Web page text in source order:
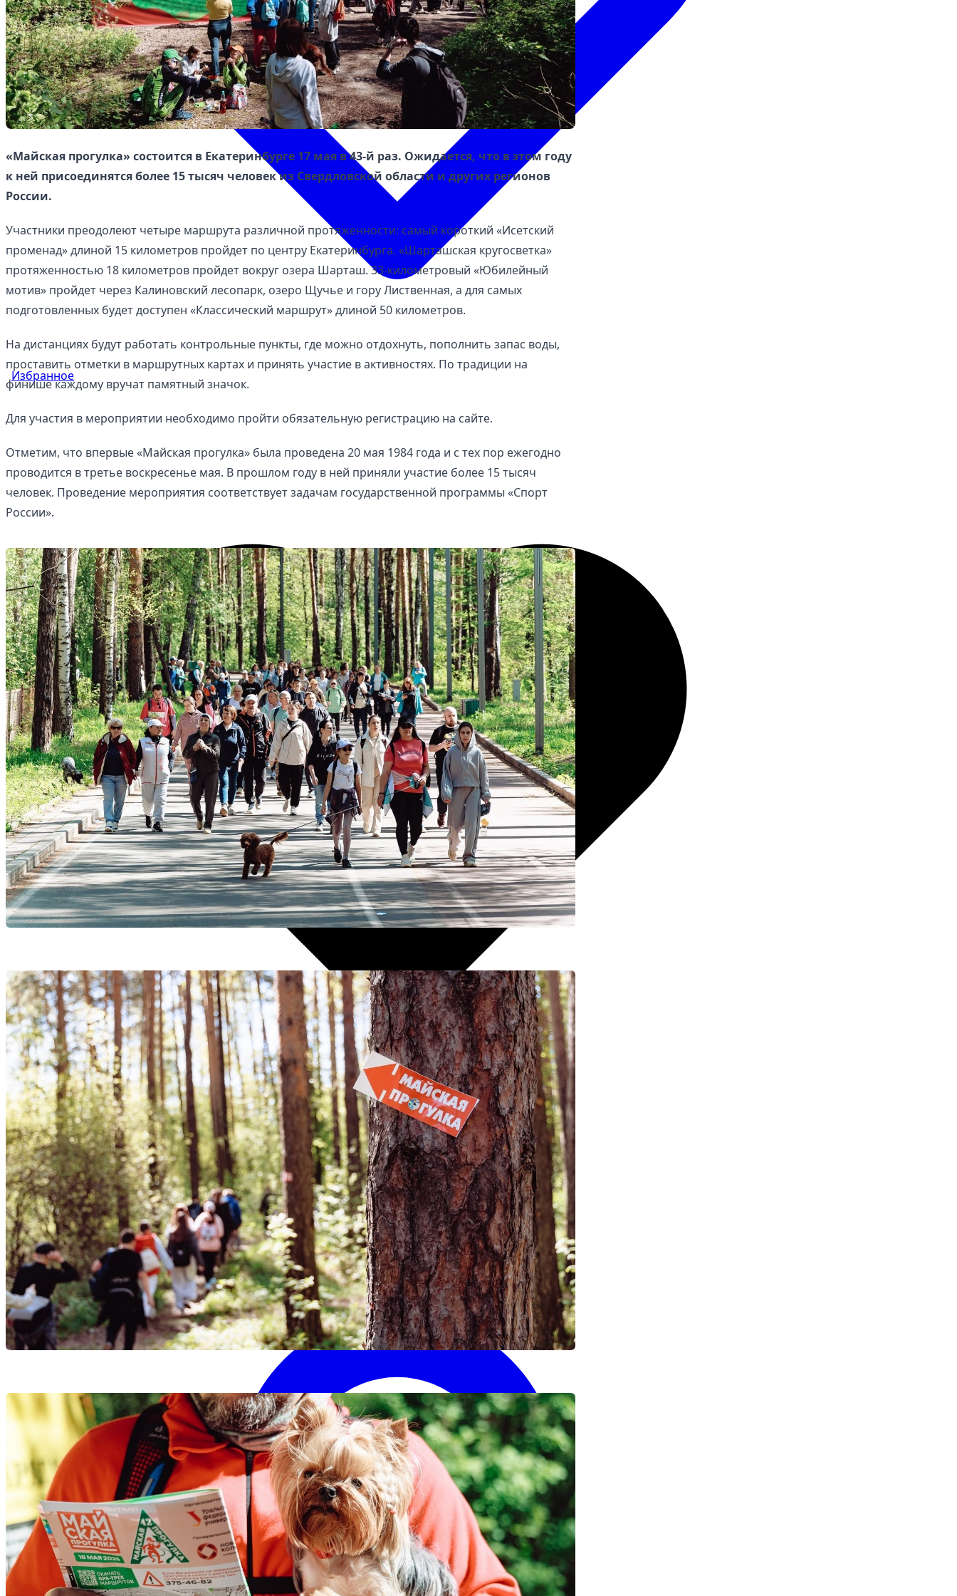
Избранное
Избранное
Сохраняйте интересные объявления, чтобы быстро вернуться к ним позже.
Перейти в избранное
«Майская прогулка» состоится в Екатеринбурге 17 мая в 43-й раз. Ожидается, что в этом году
к ней присоединятся более 15 тысяч человек из Свердловской области и других регионов
России.
Участники преодолеют четыре маршрута различной протяженности: самый короткий «Исетский
променад» длиной 15 километров пройдет по центру Екатеринбурга. «Шарташская кругосветка»
протяженностью 18 километров пройдет вокруг озера Шарташ. 33-километровый «Юбилейный
мотив» пройдет через Калиновский лесопарк, озеро Щучье и гору Лиственная, а для самых
подготовленных будет доступен «Классический маршрут» длиной 50 километров.
На дистанциях будут работать контрольные пункты, где можно отдохнуть, пополнить запас воды,
проставить отметки в маршрутных картах и принять участие в активностях. По традиции на
финише каждому вручат памятный значок.
Для участия в мероприятии необходимо пройти обязательную регистрацию на сайте.
Отметим, что впервые «Майская прогулка» была проведена 20 мая 1984 года и с тех пор ежегодно
проводится в третье воскресенье мая. В прошлом году в ней приняли участие более 15 тысяч
человек. Проведение мероприятия соответствует задачам государственной программы «Спорт
России».